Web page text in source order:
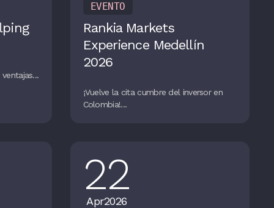
EVENTO
Rankia Markets
Experience Medellín
2026
¡Vuelve la cita cumbre del inversor en
Colombia!...
22
Apr2026